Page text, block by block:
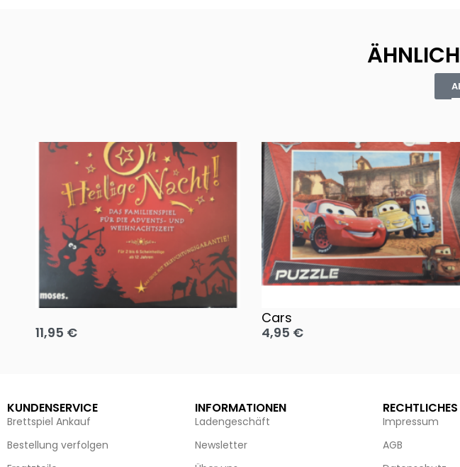
Oh, heilige Nacht!
11,95 €
Cars
4,95 €
KUNDENSERVICE
Brettspiel Ankauf
Bestellung verfolgen
INFORMATIONEN
Ladengeschäft
Newsletter
RECHTLICHES
Impressum
AGB